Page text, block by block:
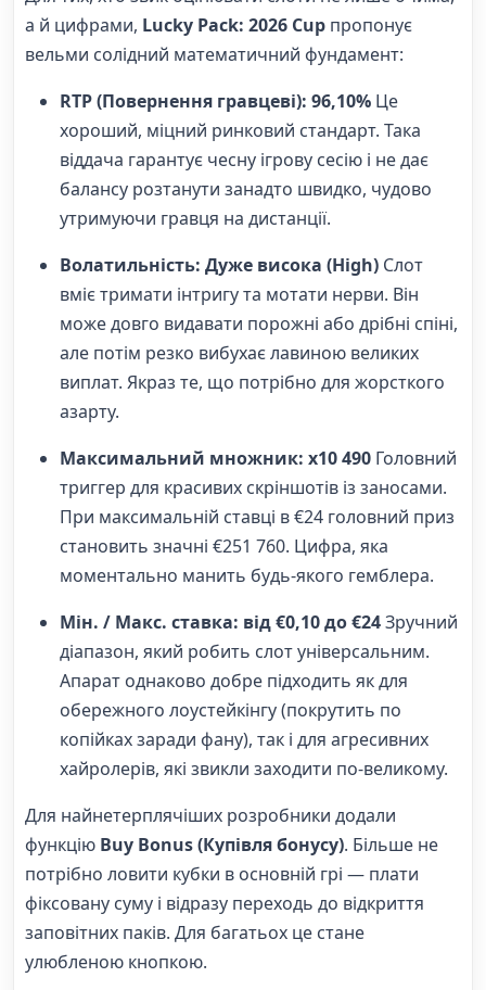
а й цифрами, Lucky Pack: 2026 Cup пропонує
вельми солідний математичний фундамент:
RTP (Повернення гравцеві): 96,10% Це
хороший, міцний ринковий стандарт. Така
віддача гарантує чесну ігрову сесію і не дає
балансу розтанути занадто швидко, чудово
утримуючи гравця на дистанції.
Волатильність: Дуже висока (High) Слот
вміє тримати інтригу та мотати нерви. Він
може довго видавати порожні або дрібні спіні,
але потім резко вибухає лавиною великих
виплат. Якраз те, що потрібно для жорсткого
азарту.
Максимальний множник: x10 490 Головний
триггер для красивих скріншотів із заносами.
При максимальній ставці в €24 головний приз
становить значні €251 760. Цифра, яка
моментально манить будь-якого гемблера.
Мін. / Макс. ставка: від €0,10 до €24Зручний
діапазон, який робить слот універсальним.
Апарат однаково добре підходить як для
обережного лоустейкінгу (покрутить по
копійках заради фану), так і для агресивних
хайролерів, які звикли заходити по-великому.
Для найнетерплячіших розробники додали
функцію Buy Bonus (Купівля бонусу). Більше не
потрібно ловити кубки в основній грі — плати
фіксовану суму і відразу переходь до відкриття
заповітних паків. Для багатьох це стане
улюбленою кнопкою.